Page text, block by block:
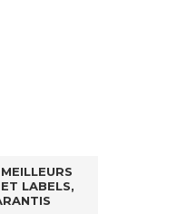
LABELS,